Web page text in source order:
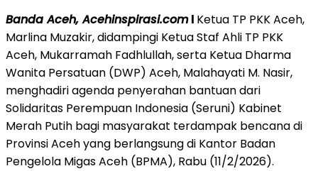
Banda Aceh, Acehinspirasi.coml Ketua TP PKK Aceh,
Marlina Muzakir, didampingi Ketua Staf Ahli TP PKK
Aceh, Mukarramah Fadhlullah, serta Ketua Dharma
Wanita Persatuan (DWP) Aceh, Malahayati M. Nasir,
menghadiri agenda penyerahan bantuan dari
Solidaritas Perempuan Indonesia (Seruni) Kabinet
Merah Putih bagi masyarakat terdampak bencana di
Provinsi Aceh yang berlangsung di Kantor Badan
Pengelola Migas Aceh (BPMA), Rabu (11/2/2026).